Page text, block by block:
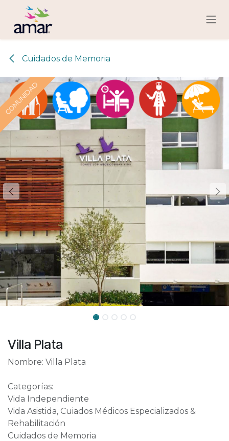
Ir al contenido
Cuidados de Memoria
COMUNIDAD
COMUNIDAD
Villa Plata
Nombre: Villa Plata
Categorías:
Vida Independiente
Vida Asistida, Cuiados Médicos Especializados &
Rehabilitación
Cuidados de Memoria